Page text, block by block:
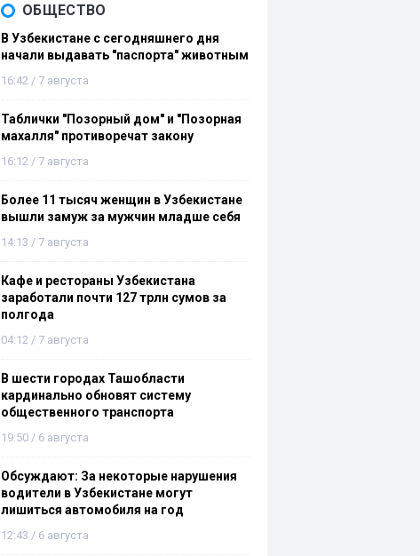
ОБЩЕСТВО
В Узбекистане с сегодняшнего дня
начали выдавать "паспорта" животным
16:42 / 7 августа
Таблички "Позорный дом" и "Позорная
махалля" противоречат закону
16:12 / 7 августа
Более 11 тысяч женщин в Узбекистане
вышли замуж за мужчин младше себя
14:13 / 7 августа
Кафе и рестораны Узбекистана
заработали почти 127 трлн сумов за
полгода
04:12 / 7 августа
В шести городах Ташобласти
кардинально обновят систему
общественного транспорта
19:50 / 6 августа
Обсуждают: За некоторые нарушения
водители в Узбекистане могут
лишиться автомобиля на год
12:43 / 6 августа